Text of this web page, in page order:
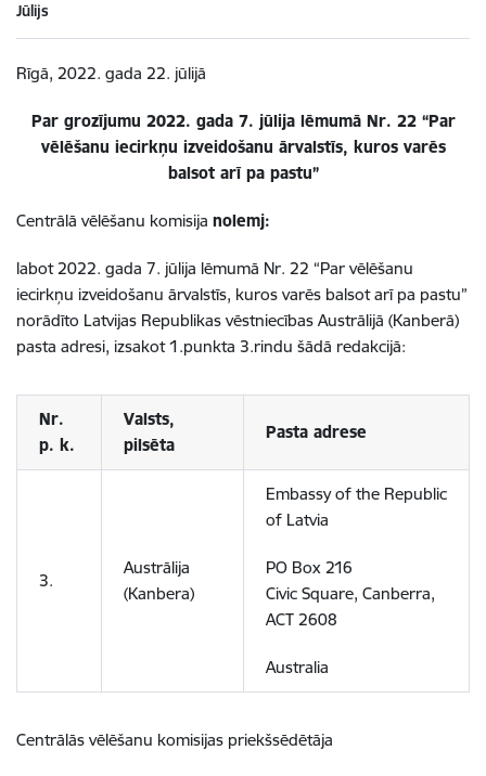
Jūlijs
Rīgā, 2022. gada 22. jūlijā
Par grozījumu 2022. gada 7. jūlija lēmumā Nr. 22 “Par
vēlēšanu iecirkņu izveidošanu ārvalstīs, kuros varēs
balsot arī pa pastu”
Centrālā vēlēšanu komisija nolemj:
labot 2022. gada 7. jūlija lēmumā Nr. 22 “Par vēlēšanu
iecirkņu izveidošanu ārvalstīs, kuros varēs balsot arī pa pastu”
norādīto Latvijas Republikas vēstniecības Austrālijā (Kanberā)
pasta adresi, izsakot 1.punkta 3.rindu šādā redakcijā:
Nr.
p. k.
Valsts,
pilsēta
Pasta adrese
3.
Austrālija
(Kanbera)
Embassy of the Republic
of Latvia
PO Box 216
Civic Square, Canberra,
ACT 2608
Australia
Centrālās vēlēšanu komisijas priekšsēdētāja